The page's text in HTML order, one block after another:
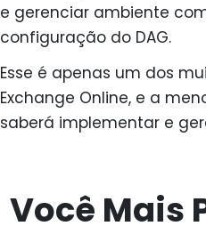
e gerenciar ambiente
configuração do DAG.
Esse é apenas um dos
Exchange Online, e a
saberá implementar e
Você Mais